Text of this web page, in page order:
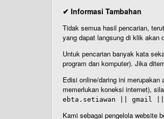
✔ Informasi Tambahan
Tidak semua hasil pencarian,
yang dapat langsung di klik akan
Untuk pencarian banyak kata
program dan komputer). Jika
Edisi online/daring ini
memerlukan koneksi internet),
ebta.setiawan || gmail ||
Kami sebagai pengelola website